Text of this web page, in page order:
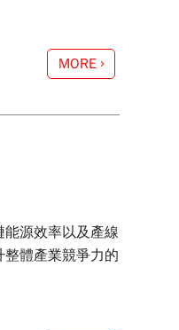
MORE
源效率以及產線
體產業競爭力的